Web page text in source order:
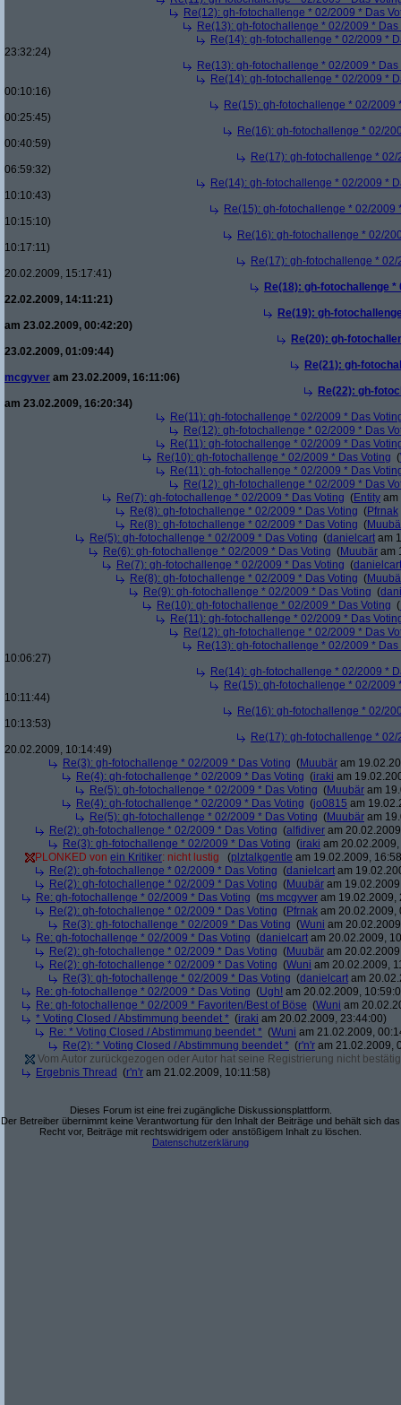
Re(12): gh-fotochallenge * 02/2009 * Das
Re(13): gh-fotochallenge * 02/2009 * Das
Re(14): gh-fotochallenge * 02/2009 *
23:32:24)
Re(13): gh-fotochallenge * 02/2009 * Das
Re(14): gh-fotochallenge * 02/2009 *
00:10:16)
Re(15): gh-fotochallenge * 02/2009
00:25:45)
Re(16): gh-fotochallenge * 02/
00:40:59)
Re(17): gh-fotochallenge *
06:59:32)
Re(14): gh-fotochallenge * 02/2009 *
10:10:43)
Re(15): gh-fotochallenge * 02/2009
10:15:10)
Re(16): gh-fotochallenge * 02/
10:17:11)
Re(17): gh-fotochallenge *
20.02.2009, 15:17:41)
Re(18): gh-fotochallenge *
22.02.2009, 14:11:21)
Re(19): gh-
am 23.02.2009, 00:42:20)
Re(20): gh-
23.02.2009, 01:09:44)
Re(21): gh-
mcgyver am 23.02.2009, 16:11:06)
Re(22): gh-
am 23.02.2009, 16:20:34)
Re(11): gh-fotochallenge * 02/2009 * Das
Re(12): gh-fotochallenge * 02/2009 * Das
Re(11): gh-fotochallenge * 02/2009 * Das
Re(10): gh-fotochallenge * 02/2009 * Das Voting (
Re(11): gh-fotochallenge * 02/2009 * Das
Re(12): gh-fotochallenge * 02/2009 * Das
Re(7): gh-fotochallenge * 02/2009 * Das Voting (Entity am
Re(8): gh-fotochallenge * 02/2009 * Das Voting (Pfrnak
Re(8): gh-fotochallenge * 02/2009 * Das Voting (
Re(5): gh-fotochallenge * 02/2009 * Das Voting (danielcart am
Re(6): gh-fotochallenge * 02/2009 * Das Voting (Muubär am
Re(7): gh-fotochallenge * 02/2009 * Das Voting (danielcart
Re(8): gh-fotochallenge * 02/2009 * Das Voting (
Re(9): gh-fotochallenge * 02/2009 * Das Voting (
Re(10): gh-fotochallenge * 02/2009 * Das Voting (
Re(11): gh-fotochallenge * 02/2009 * Das
Re(12): gh-fotochallenge * 02/2009 * Das
Re(13): gh-fotochallenge * 02/2009 * Das
10:06:27)
Re(14): gh-fotochallenge * 02/2009 *
Re(15): gh-fotochallenge * 02/2009
10:11:44)
Re(16): gh-fotochallenge * 02/
10:13:53)
Re(17): gh-fotochallenge *
20.02.2009, 10:14:49)
Re(3): gh-fotochallenge * 02/2009 * Das Voting (Muubär am
Re(4): gh-fotochallenge * 02/2009 * Das Voting (iraki am
Re(5): gh-fotochallenge * 02/2009 * Das Voting (Muubär am
Re(4): gh-fotochallenge * 02/2009 * Das Voting (jo0815 am
Re(5): gh-fotochallenge * 02/2009 * Das Voting (Muubär am
Re(2): gh-fotochallenge * 02/2009 * Das Voting (alfidiver am
Re(3): gh-fotochallenge * 02/2009 * Das Voting (iraki am
PLONKED von ein Kritiker: nicht lustig (plztalkgentle am 19.02.2009,
Re(2): gh-fotochallenge * 02/2009 * Das Voting (danielcart am
Re(2): gh-fotochallenge * 02/2009 * Das Voting (Muubär am
Re: gh-fotochallenge * 02/2009 * Das Voting (ms mcgyver am 19.02.2009,
Re(2): gh-fotochallenge * 02/2009 * Das Voting (Pfrnak am 20.02.2009,
Re(3): gh-fotochallenge * 02/2009 * Das Voting (Wuni am
Re: gh-fotochallenge * 02/2009 * Das Voting (danielcart am 20.02.2009,
Re(2): gh-fotochallenge * 02/2009 * Das Voting (Muubär am
Re(2): gh-fotochallenge * 02/2009 * Das Voting (Wuni am 20.02.2009,
Re(3): gh-fotochallenge * 02/2009 * Das Voting (danielcart am
Re: gh-fotochallenge * 02/2009 * Das Voting (Ugh! am 20.02.2009,
Re: gh-fotochallenge * 02/2009 * Favoriten/Best of Böse (Wuni am
* Voting Closed / Abstimmung beendet * (iraki am 20.02.2009, 23:44:00)
Re: * Voting Closed / Abstimmung beendet * (Wuni am 21.02.2009,
Re(2): * Voting Closed / Abstimmung beendet * (r'n'r am 21.02.2009,
Vom Autor zurückgezogen oder Autor hat seine Registrierung nicht
Ergebnis Thread (r'n'r am 21.02.2009, 10:11:58)
Dieses Forum ist eine frei zugängliche Diskussionsplattform.
Der Betreiber übernimmt keine Verantwortung für den Inhalt der Beiträge und behält sich das
Recht vor, Beiträge mit rechtswidrigem oder anstößigem Inhalt zu löschen.
Datenschutzerklärung